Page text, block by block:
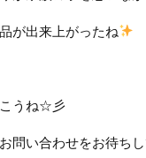
が出来上がったね
うね☆彡
問い合わせをお待ち